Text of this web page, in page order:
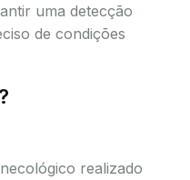
uma detecção
de condições
realizado